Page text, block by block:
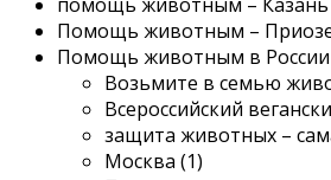
Помощь животным –
Помощь животным в России
Возьмите в семью
Всероссийский
защита животных –
Москва (1)